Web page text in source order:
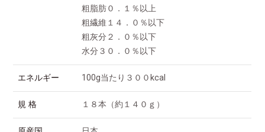
粗脂肪０．１％以上
粗繊維１４．０％以下
粗灰分２．０％以下
水分３０．０％以下
エネルギー 100g当たり３００kcal
規 格 １８本（約１４０ｇ）